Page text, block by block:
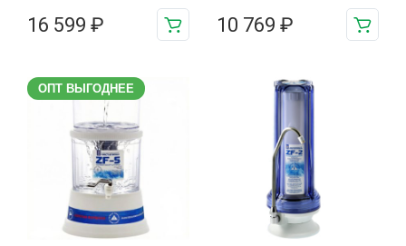
16 599 ₽ 10 769 ₽
ОПТ ВЫГОДНЕЕ